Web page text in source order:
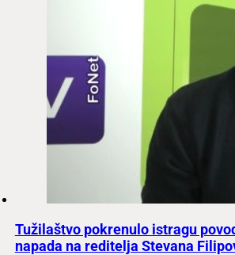
Tužilaštvo pokrenulo istragu
napada na reditelja Stevana